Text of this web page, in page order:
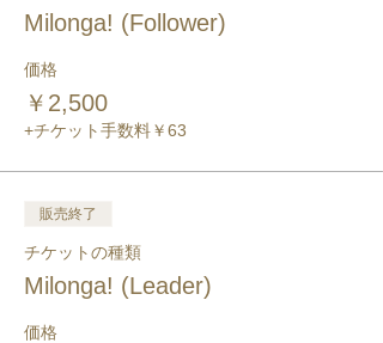
Milonga! (Follower)
価格
￥2,500
+チケット手数料￥63
販売終了
チケットの種類
Milonga! (Leader)
価格